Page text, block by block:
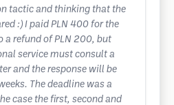
tactic and thinking that the
:) I paid PLN 400 for the
a refund of PLN 200, but
service must consult a
and the response will be
The deadline was a
case the first, second and